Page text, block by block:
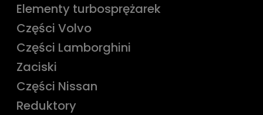
Elementy turbosprężarek
Części Volvo
Części Lamborghini
Zaciski
Części Nissan
Reduktory